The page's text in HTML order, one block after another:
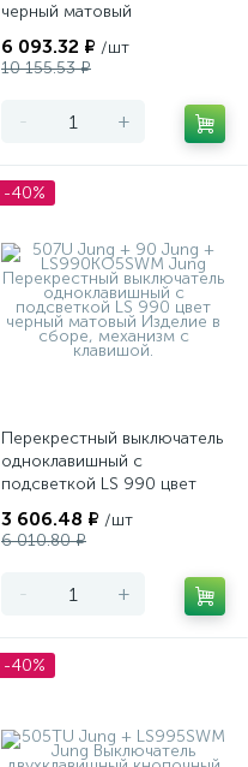
черный матовый
6 093.32 ₽ /шт
10 155.53 ₽
- +
-40%
Перекрестный выключатель
одноклавишный с
подсветкой LS 990 цвет
3 606.48 ₽ /шт
6 010.80 ₽
- +
-40%